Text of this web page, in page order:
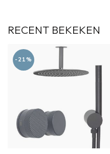
RECENT BEKEKEN
-21%